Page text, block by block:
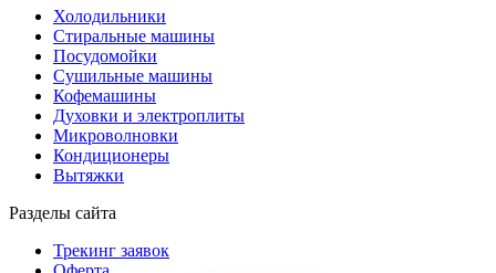
Холодильники
Стиральные машины
Посудомойки
Сушильные машины
Кофемашины
Духовки и электроплиты
Микроволновки
Кондиционеры
Вытяжки
Разделы сайта
Трекинг заявок